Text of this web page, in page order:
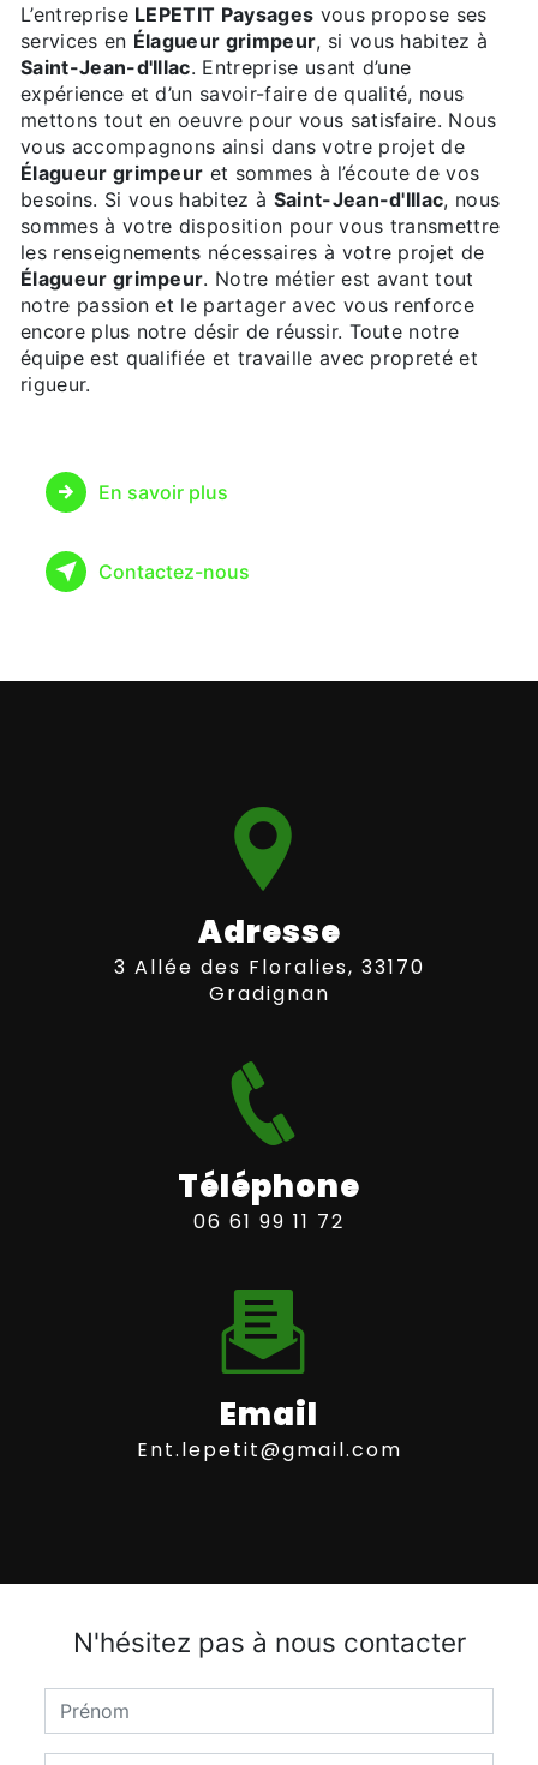
L’entreprise LEPETIT Paysages vous propose ses
services en Élagueur grimpeur, si vous habitez à
Saint-Jean-d'Illac. Entreprise usant d’une
expérience et d’un savoir-faire de qualité, nous
mettons tout en oeuvre pour vous satisfaire. Nous
vous accompagnons ainsi dans votre projet de
Élagueur grimpeur et sommes à l’écoute de vos
besoins. Si vous habitez à Saint-Jean-d'Illac, nous
sommes à votre disposition pour vous transmettre
les renseignements nécessaires à votre projet de
Élagueur grimpeur. Notre métier est avant tout
notre passion et le partager avec vous renforce
encore plus notre désir de réussir. Toute notre
équipe est qualifiée et travaille avec propreté et
rigueur.
En savoir plus
Contactez-nous
Adresse
3 Allée des Floralies, 33170
Gradignan
Téléphone
06 61 99 11 72
Email
ent.lepetit@gmail.com
N'hésitez pas à nous contacter